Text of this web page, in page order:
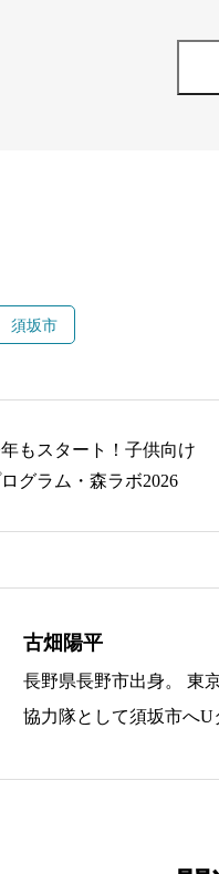
須坂市
年もスタート！子供向け
グラム・森ラボ2026
古畑陽平
長野県長野市出身。 東
協力隊として須坂市へUターン移住し